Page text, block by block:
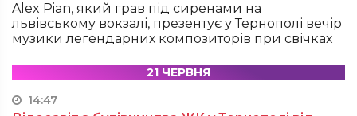
Alex Pian, який грав під сиренами на
львівському вокзалі, презентує у Тернополі вечір
музики легендарних композиторів при свічках
21 ЧЕРВНЯ
14:47